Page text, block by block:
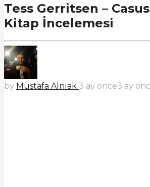
Tess Gerritsen –
Kitap İncelemesi
by Mustafa Alnıak 3 ay önce3 ay